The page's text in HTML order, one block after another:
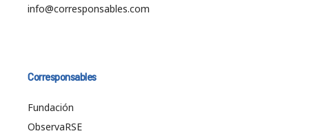
info@corresponsables.com
Corresponsables
Fundación
ObservaRSE